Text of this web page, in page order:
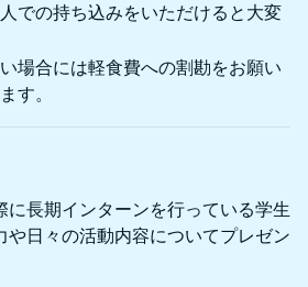
での持ち込みをいただけると大変
場合には軽食費への割勘をお願い
す。
に長期インターンを行っている学生
や日々の活動内容についてプレゼン